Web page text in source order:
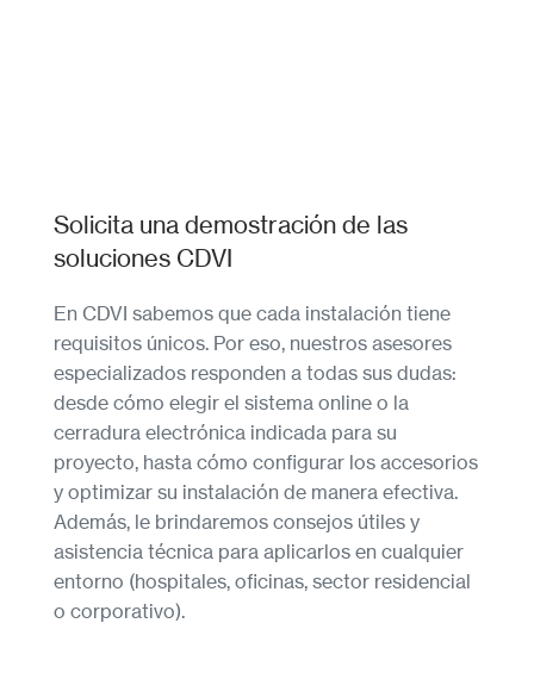
Solicita una demostración de las
soluciones CDVI
En CDVI sabemos que cada instalación tiene
requisitos únicos. Por eso, nuestros asesores
especializados responden a todas sus dudas:
desde cómo elegir el sistema online o la
cerradura electrónica indicada para su
proyecto, hasta cómo configurar los accesorios
y optimizar su instalación de manera efectiva.
Además, le brindaremos consejos útiles y
asistencia técnica para aplicarlos en cualquier
entorno (hospitales, oficinas, sector residencial
o corporativo).